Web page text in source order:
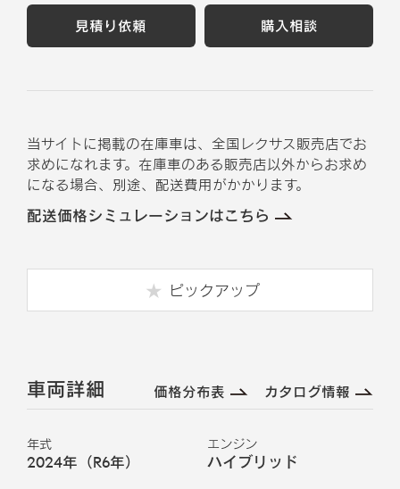
見積り依頼 購入相談
当サイトに掲載の在庫車は、全国レクサス販売店でお
求めになれます。在庫車のある販売店以外からお求め
になる場合、別途、配送費用がかかります。
配送価格シミュレーションはこちら
ピックアップ
車両詳細 価格分布表 カタログ情報
年式
2024年（R6年）
エンジン
ハイブリッド